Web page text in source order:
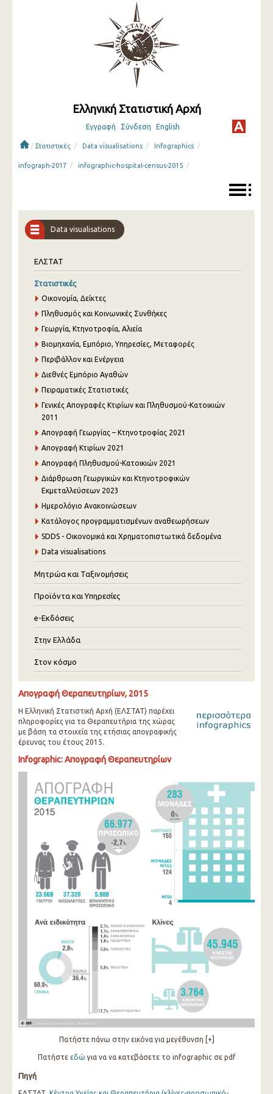
Ελληνική Στατιστική Αρχή
Εγγραφή Σύνδεση English
/ Στατιστικές / Data visualisations / Infographics /
infograph-2017 / infographic-hospital-census-2015 /
Data visualisations
ΕΛΣΤΑΤ
Στατιστικές
Οικονομία, Δείκτες
Πληθυσμός και Κοινωνικές Συνθήκες
Γεωργία, Κτηνοτροφία, Αλιεία
Βιομηχανία, Εμπόριο, Υπηρεσίες, Μεταφορές
Περιβάλλον και Ενέργεια
Διεθνές Εμπόριο Αγαθών
Πειραματικές Στατιστικές
Γενικές Απογραφές Κτιρίων και Πληθυσμού-Κατοικιών
2011
Απογραφή Γεωργίας – Κτηνοτροφίας 2021
Απογραφή Κτιρίων 2021
Απογραφή Πληθυσμού-Κατοικιών 2021
Διάρθρωση Γεωργικών και Κτηνοτροφικών
Εκμεταλλεύσεων 2023
Ημερολόγιο Ανακοινώσεων
Κατάλογος προγραμματισμένων αναθεωρήσεων
SDDS - Οικονομικά και Χρηματοπιστωτικά δεδομένα
Data visualisations
Μητρώα και Ταξινομήσεις
Προϊόντα και Υπηρεσίες
e-Εκδόσεις
Στην Ελλάδα
Στον κόσμο
Απογραφή Θεραπευτηρίων, 2015
Η Ελληνική Στατιστική Αρχή (ΕΛΣΤΑΤ) παρέχει
πληροφορίες για τα Θεραπευτήρια της χώρας
με βάση τα στοιχεία της ετήσιας απογραφικής
έρευνας του έτους 2015.
Infographic: Απογραφή Θεραπευτηρίων
Πατήστε πάνω στην εικόνα για μεγέθυνση [+]
Πατήστε εδώ για να να κατεβάσετε το infographic σε pdf
Πηγή